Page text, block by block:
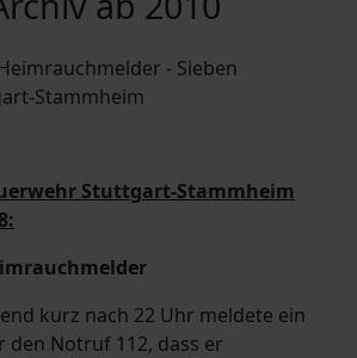
Stuttgart-Stammheim
kurz nach 22 Uhr meldete ein
den Notruf 112, dass er